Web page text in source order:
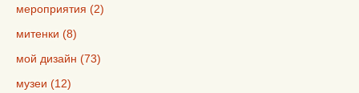
мероприятия (2)
митенки (8)
мой дизайн (73)
музеи (12)